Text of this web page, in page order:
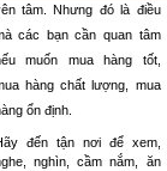
tâm. Nhưng đó là điều
các bạn cần quan tâm
muốn mua hàng tốt,
hàng chất lượng, mua
ổn định.
đến tận nơi để xem,
nghìn, cầm nắm, ăn